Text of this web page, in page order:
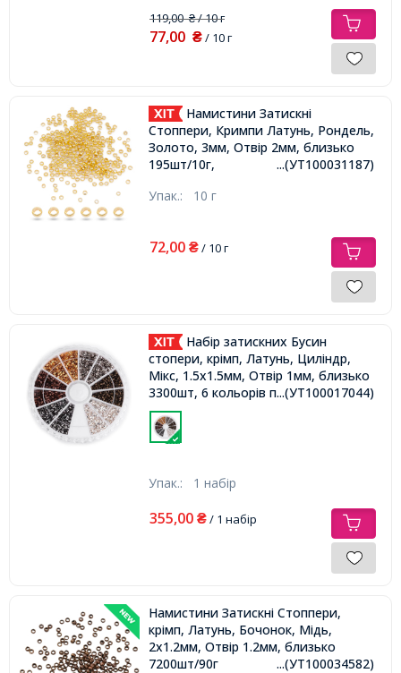
119,00₴/ 10 г
77,00 ₴/ 10 г
Намистини Затискні
Стоппери, Кримпи Латунь, Рондель,
Золото, 3мм, Отвір 2мм, близько
195шт/10г,
...(УТ100031187)
Упак.: 10 г
72,00 ₴/ 10 г
Набір затискних Бусин
стопери, крімп, Латунь, Циліндр,
Мікс, 1.5х1.5мм, Отвір 1мм, близько
3300шт, 6 кольорів по 550шт,
...(УТ100017044)
Упак.: 1 набір
355,00 ₴/ 1 набір
Намистини Затискні Стоппери,
крімп, Латунь, Бочонок, Мідь,
2х1.2мм, Отвір 1.2мм, близько
7200шт/90г
...(УТ100034582)